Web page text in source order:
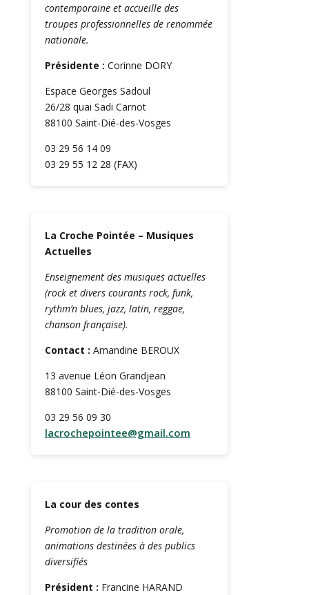
contemporaine et accueille des
troupes professionnelles de renommée
nationale.
Présidente : Corinne DORY
Espace Georges Sadoul
26/28 quai Sadi Carnot
88100 Saint-Dié-des-Vosges
03 29 56 14 09
03 29 55 12 28 (FAX)
La Croche Pointée – Musiques
Actuelles
Enseignement des musiques actuelles
(rock et divers courants rock, funk,
rythm’n blues, jazz, latin, reggae,
chanson française).
Contact : Amandine BEROUX
13 avenue Léon Grandjean
88100 Saint-Dié-des-Vosges
03 29 56 09 30
lacrochepointee@gmail.com
La cour des contes
Promotion de la tradition orale,
animations destinées à des publics
diversifiés
Président : Francine HARAND